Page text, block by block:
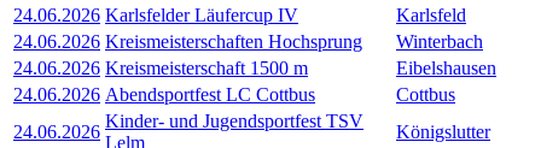
24.06.2026 Karlsfelder Läufercup IV
Karlsfeld
24.06.2026 Kreismeisterschaften Hochsprung
Winterbach
24.06.2026 Kreismeisterschaft 1500 m
Eibelshausen
24.06.2026 Abendsportfest LC Cottbus
Cottbus
24.06.2026
Kinder- und Jugendsportfest TSV
Lelm
Königslutter